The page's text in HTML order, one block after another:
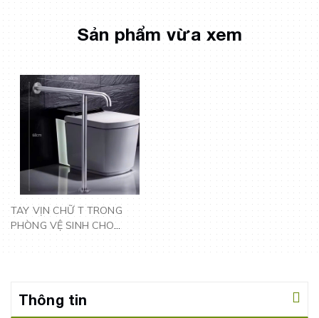
Sản phẩm vừa xem
TAY VỊN CHỮ T TRONG
PHÒNG VỆ SINH CHO
NGƯỜI GIÀ, NGƯỜI BỆNH -
TV6060
Thông tin